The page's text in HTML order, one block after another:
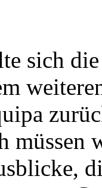
sich
müssen